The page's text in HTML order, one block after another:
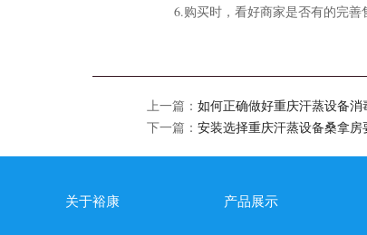
6.购买时，看好商家是否有的完善
上一篇： 如何正确做好重庆汗蒸设备消
下一篇： 安装选择重庆汗蒸设备桑拿房
关于裕康 产品展示